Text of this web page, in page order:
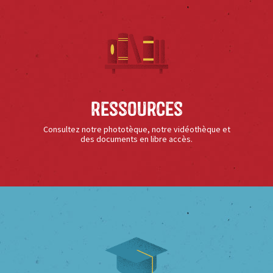
Ressources
Consultez notre phototèque, notre vidéothèque et
des documents en libre accès.